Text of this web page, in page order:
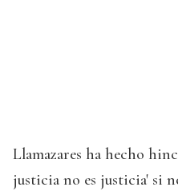
Llamazares ha hecho
justicia no es justicia' si